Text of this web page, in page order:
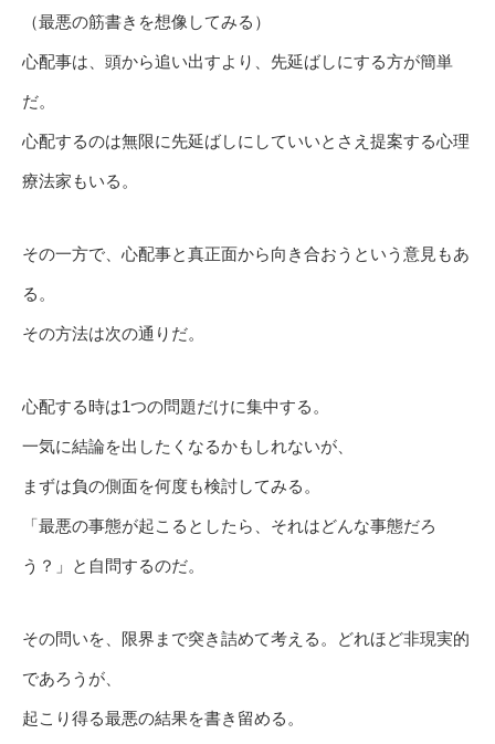
（最悪の筋書きを想像してみる）
心配事は、頭から追い出すより、先延ばしにする方が簡単
だ。
心配するのは無限に先延ばしにしていいとさえ提案する心理
療法家もいる。
その一方で、心配事と真正面から向き合おうという意見もあ
る。
その方法は次の通りだ。
心配する時は1つの問題だけに集中する。
一気に結論を出したくなるかもしれないが、
まずは負の側面を何度も検討してみる。
「最悪の事態が起こるとしたら、それはどんな事態だろ
う？」と自問するのだ。
その問いを、限界まで突き詰めて考える。どれほど非現実的
であろうが、
起こり得る最悪の結果を書き留める。